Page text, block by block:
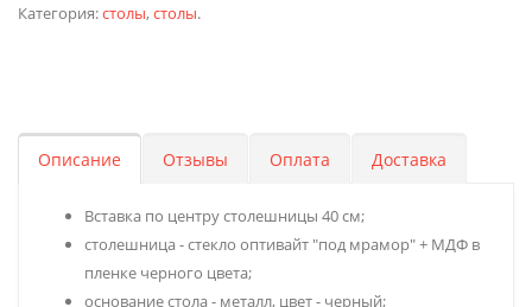
Категория:столы,столы.
Описание Отзывы Оплата Доставка
Вставка по центру столешницы 40 см;
столешница - стекло оптивайт "под мрамор" + МДФ в
пленке черного цвета;
основание стола - металл, цвет - черный;